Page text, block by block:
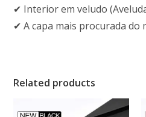
✔ Interior em veludo
✔ A capa mais procurada do
Related products